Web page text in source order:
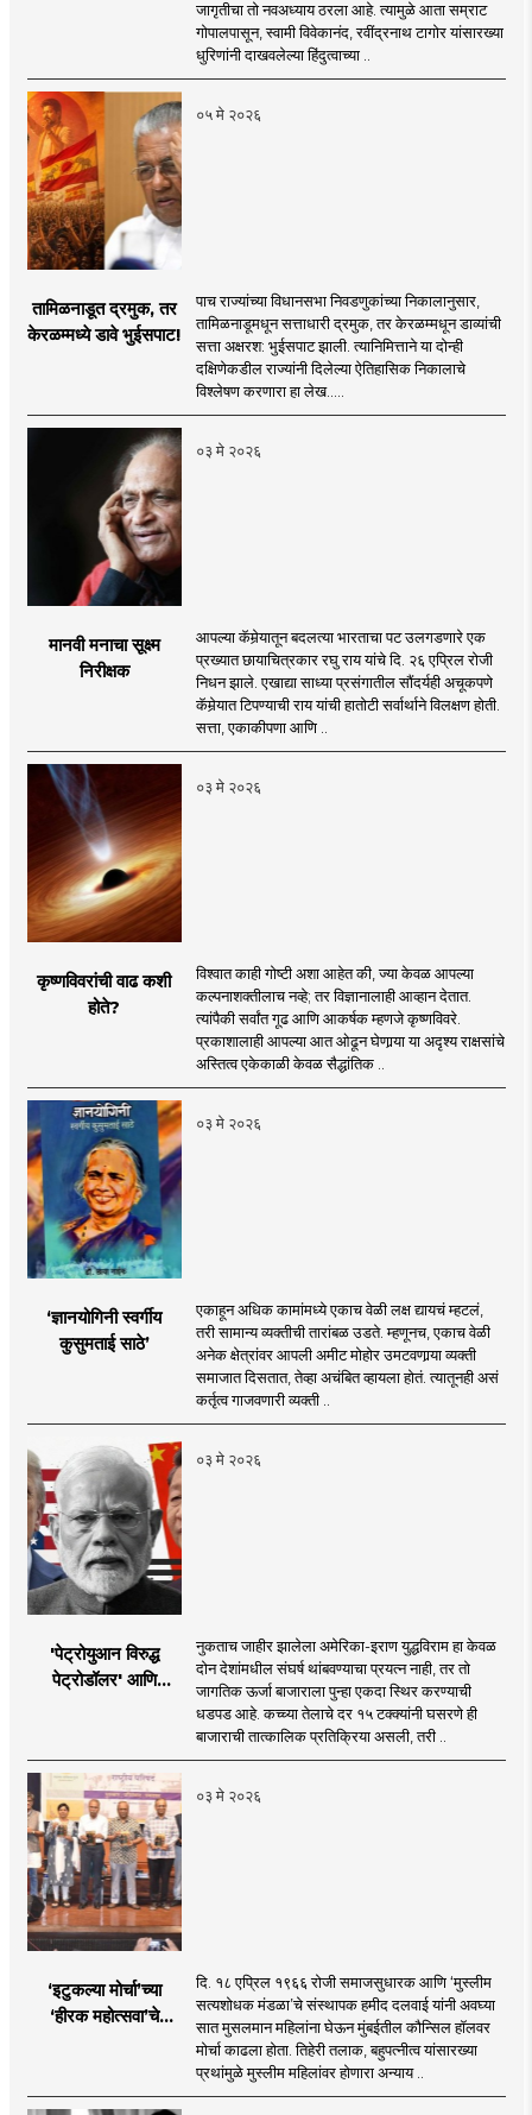
जागृतीचा तो नवअध्याय ठरला आहे. त्यामुळे आता सम्राट
गोपालपासून, स्वामी विवेकानंद, रवींद्रनाथ टागोर यांसारख्या
धुरिणांनी दाखवलेल्या हिंदुत्वाच्या ..
०५ मे २०२६
तामिळनाडूत द्रमुक, तर
केरळम्मध्ये डावे भुईसपाट!
पाच राज्यांच्या विधानसभा निवडणुकांच्या निकालानुसार,
तामिळनाडूमधून सत्ताधारी द्रमुक, तर केरळम्मधून डाव्यांची
सत्ता अक्षरश: भुईसपाट झाली. त्यानिमित्ताने या दोन्ही
दक्षिणेकडील राज्यांनी दिलेल्या ऐतिहासिक निकालाचे
विश्लेषण करणारा हा लेख.....
०३ मे २०२६
मानवी मनाचा सूक्ष्म
निरीक्षक
आपल्या कॅमेर्‍यातून बदलत्या भारताचा पट उलगडणारे एक
प्रख्यात छायाचित्रकार रघु राय यांचे दि. २६ एप्रिल रोजी
निधन झाले. एखाद्या साध्या प्रसंगातील सौंदर्यही अचूकपणे
कॅमेर्‍यात टिपण्याची राय यांची हातोटी सर्वार्थाने विलक्षण होती.
सत्ता, एकाकीपणा आणि ..
०३ मे २०२६
कृष्णविवरांची वाढ कशी
होते?
विश्वात काही गोष्टी अशा आहेत की, ज्या केवळ आपल्या
कल्पनाशक्तीलाच नव्हे; तर विज्ञानालाही आव्हान देतात.
त्यांपैकी सर्वांत गूढ आणि आकर्षक म्हणजे कृष्णविवरे.
प्रकाशालाही आपल्या आत ओढून घेणार्‍या या अदृश्य राक्षसांचे
अस्तित्व एकेकाळी केवळ सैद्धांतिक ..
०३ मे २०२६
‘ज्ञानयोगिनी स्वर्गीय
कुसुमताई साठे’
एकाहून अधिक कामांमध्ये एकाच वेळी लक्ष द्यायचं म्हटलं,
तरी सामान्य व्यक्तीची तारांबळ उडते. म्हणूनच, एकाच वेळी
अनेक क्षेत्रांवर आपली अमीट मोहोर उमटवणार्‍या व्यक्ती
समाजात दिसतात, तेव्हा अचंबित व्हायला होतं. त्यातूनही असं
कर्तृत्व गाजवणारी व्यक्ती ..
०३ मे २०२६
'पेट्रोयुआन विरुद्ध
पेट्रोडॉलर' आणि
नुकताच जाहीर झालेला अमेरिका-इराण युद्धविराम हा केवळ
दोन देशांमधील संघर्ष थांबवण्याचा प्रयत्न नाही, तर तो
जागतिक ऊर्जा बाजाराला पुन्हा एकदा स्थिर करण्याची
धडपड आहे. कच्च्या तेलाचे दर १५ टक्क्यांनी घसरणे ही
बाजाराची तात्कालिक प्रतिक्रिया असली, तरी ..
०३ मे २०२६
‘इटुकल्या मोर्चा’च्या
‘हीरक महोत्सवा’चे
दि. १८ एप्रिल १९६६ रोजी समाजसुधारक आणि ‘मुस्लीम
सत्यशोधक मंडळा’चे संस्थापक हमीद दलवाई यांनी अवघ्या
सात मुसलमान महिलांना घेऊन मुंबईतील कौन्सिल हॉलवर
मोर्चा काढला होता. तिहेरी तलाक, बहुपत्नीत्व यांसारख्या
प्रथांमुळे मुस्लीम महिलांवर होणारा अन्याय ..